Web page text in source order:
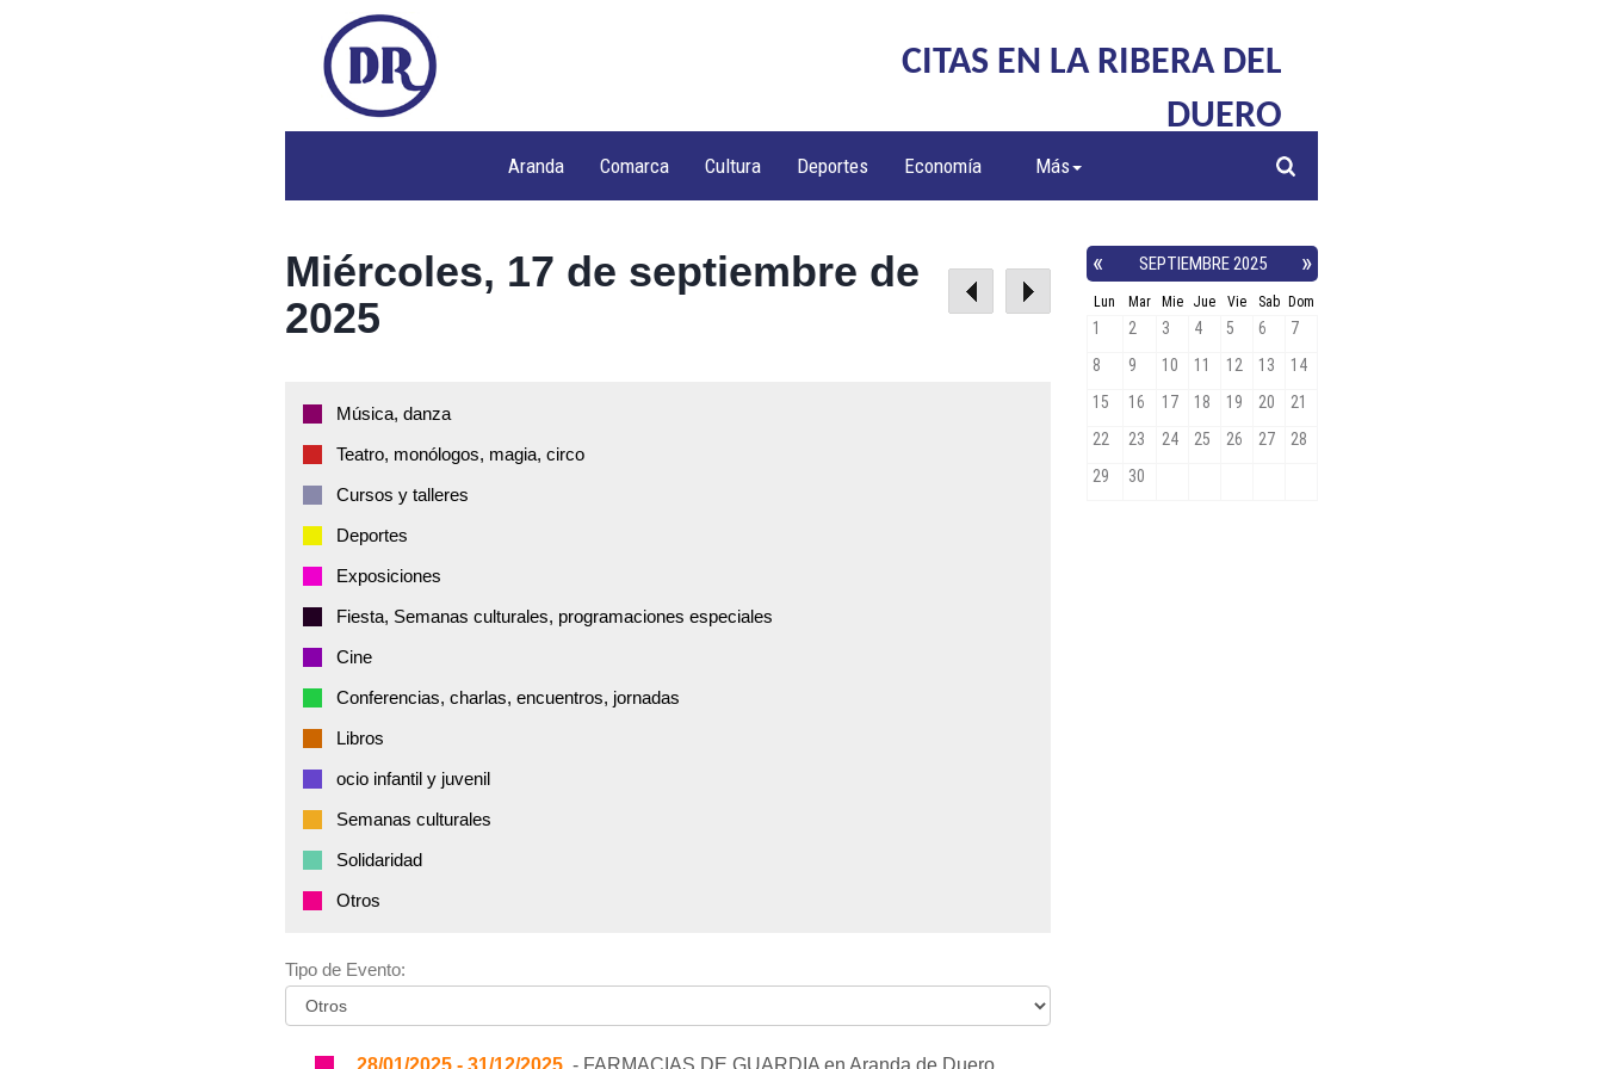
CITAS EN LA RIBERA DEL
DUERO
Aranda Comarca Cultura Deportes Economía Más
Miércoles, 17 de septiembre de
2025
Música, danza
Teatro, monólogos, magia, circo
Cursos y talleres
Deportes
Exposiciones
Fiesta, Semanas culturales, programaciones especiales
Cine
Conferencias, charlas, encuentros, jornadas
Libros
ocio infantil y juvenil
Semanas culturales
Solidaridad
Otros
Tipo de Evento:
28/01/2025 - 31/12/2025 .- FARMACIAS DE GUARDIA en Aranda de Duero